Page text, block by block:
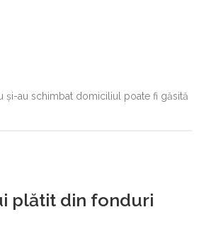
și-au schimbat domiciliul poate fi găsită
plătit din fonduri